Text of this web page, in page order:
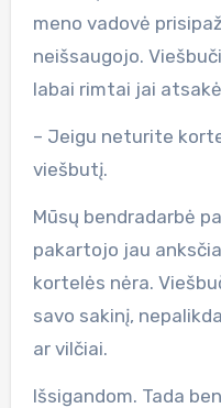
meno vadovė
neišsaugojo.
labai rimtai jai
– Jeigu neturite
viešbutį.
Mūsų bendradarbė
pakartojo jau
kortelės nėra.
savo sakinį,
ar vilčiai.
Išsigandom. Tada